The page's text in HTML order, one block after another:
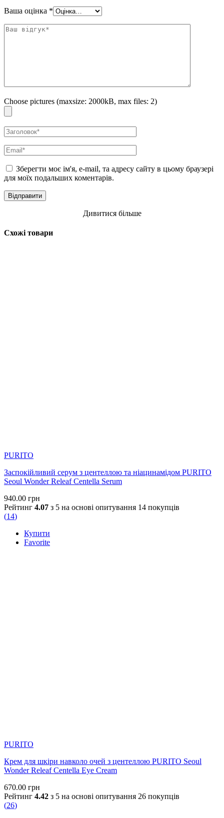
Ваша оцінка *
Choose pictures (maxsize: 2000kB, max files: 2)
Зберегти моє ім'я, e-mail, та адресу сайту в цьому браузері
для моїх подальших коментарів.
Дивитися більше
Схожі товари
PURITO
Заспокійливий серум з центеллою та ніацинамідом PURITO
Seoul Wonder Releaf Centella Serum
940.00 грн
Рейтинг 4.07 з 5 на основі опитування 14 покупців
(14)
Купити
Favorite
PURITO
Крем для шкіри навколо очей з центеллою PURITO Seoul
Wonder Releaf Centella Eye Cream
670.00 грн
Рейтинг 4.42 з 5 на основі опитування 26 покупців
(26)